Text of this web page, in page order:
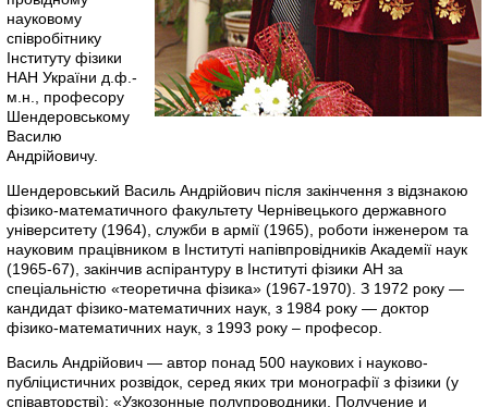
науковому
співробітнику
Інституту фізики
НАН України д.ф.-
м.н., професору
Шендеровському
Василю
Андрійовичу.
Шендеровський Василь Андрійович після закінчення з відзнакою
фізико-математичного факультету Чернівецького державного
університету (1964), служби в армії (1965), роботи інженером та
науковим працівником в Інституті напівпровідників Академії наук
(1965-67), закінчив аспірантуру в Інституті фізики АН за
спеціальністю «теоретична фізика» (1967-1970). З 1972 року —
кандидат фізико-математичних наук, з 1984 року — доктор
фізико-математичних наук, з 1993 року – професор.
Василь Андрійович — автор понад 500 наукових і науково-
публіцистичних розвідок, серед яких три монографії з фізики (у
співавторстві): «Узкозонные полупроводники. Получение и